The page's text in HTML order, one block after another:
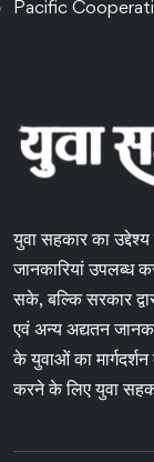
Pacific
युवा सहकार का
जानकारियां
सके, बल्कि सरकार
एवं अन्य अद्यतन
के युवाओं का
करने के लिए युवा